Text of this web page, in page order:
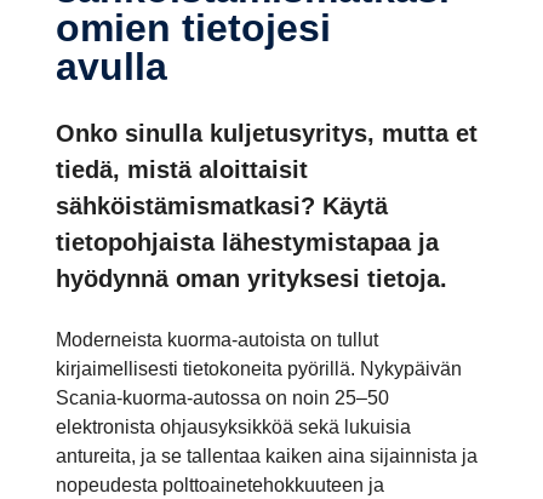
omien tieto­jesi
avulla
Onko sinulla kuljetusyritys, mutta et
tiedä, mistä aloittaisit
sähköistämismatkasi? Käytä
tietopohjaista lähestymistapaa ja
hyödynnä oman yrityksesi tietoja.
Moderneista kuorma-autoista on tullut
kirjaimellisesti tietokoneita pyörillä. Nykypäivän
Scania-kuorma-autossa on noin 25–50
elektronista ohjausyksikköä sekä lukuisia
antureita, ja se tallentaa kaiken aina sijainnista ja
nopeudesta polttoainetehokkuuteen ja